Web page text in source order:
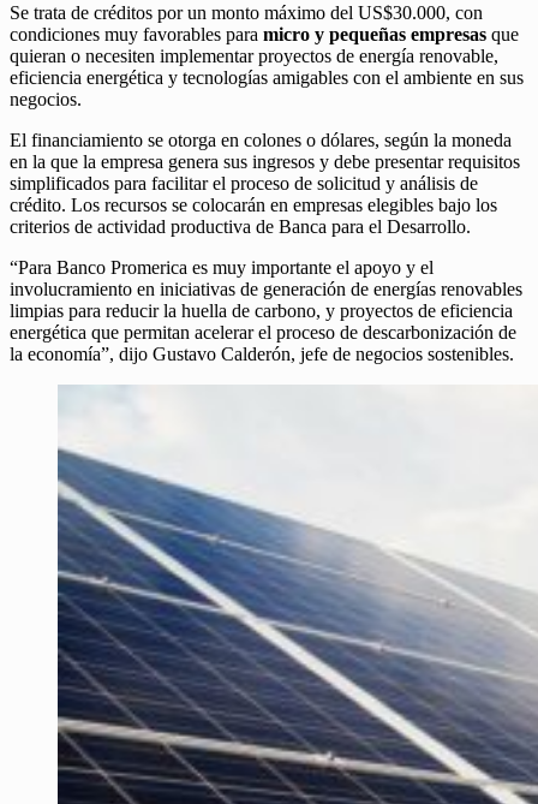
Se trata de créditos por un monto máximo del US$30.000, con
condiciones muy favorables para micro y pequeñas empresas que
quieran o necesiten implementar proyectos de energía renovable,
eficiencia energética y tecnologías amigables con el ambiente en sus
negocios.
El financiamiento se otorga en colones o dólares, según la moneda
en la que la empresa genera sus ingresos y debe presentar requisitos
simplificados para facilitar el proceso de solicitud y análisis de
crédito. Los recursos se colocarán en empresas elegibles bajo los
criterios de actividad productiva de Banca para el Desarrollo.
“Para Banco Promerica es muy importante el apoyo y el
involucramiento en iniciativas de generación de energías renovables
limpias para reducir la huella de carbono, y proyectos de eficiencia
energética que permitan acelerar el proceso de descarbonización de
la economía”, dijo Gustavo Calderón, jefe de negocios sostenibles.